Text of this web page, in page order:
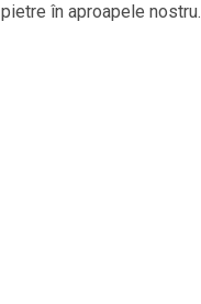
în aproapele nostru.